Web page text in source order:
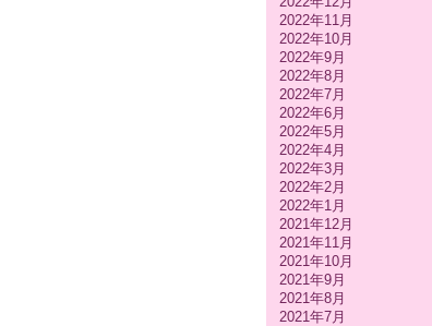
2022年11月
2022年10月
2022年9月
2022年8月
2022年7月
2022年6月
2022年5月
2022年4月
2022年3月
2022年2月
2022年1月
2021年12月
2021年11月
2021年10月
2021年9月
2021年8月
2021年7月